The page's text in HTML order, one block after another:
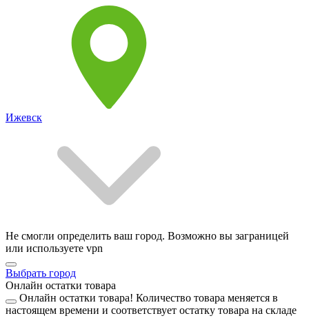
Ижевск
Не смогли определить ваш город. Возможно вы заграницей
или используете vpn
Выбрать город
Онлайн остатки товара
Онлайн остатки товара! Количество товара меняется в
настоящем времени и соответствует остатку товара на складе